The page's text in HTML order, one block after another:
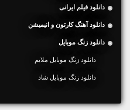
دانلود فیلم ایرانی
دانلود آهنگ کارتون و انیمیشن
دانلود زنگ موبایل
دانلود زنگ موبایل ملایم
دانلود زنگ موبایل شاد